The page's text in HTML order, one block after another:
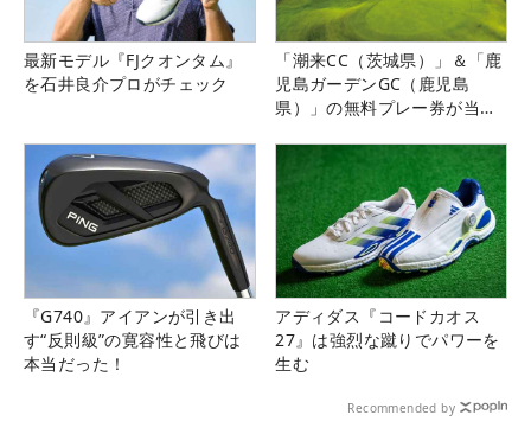
最新モデル『FJクオンタム』
を石井良介プロがチェック
「潮来CC（茨城県）」＆「鹿
児島ガーデンGC（鹿児島
県）」の無料プレー券が当た
『G740』アイアンが引き出
す“反則級”の寛容性と飛びは
本当だった！
アディダス『コードカオス
27』は強烈な蹴りでパワーを
生む
Recommended by